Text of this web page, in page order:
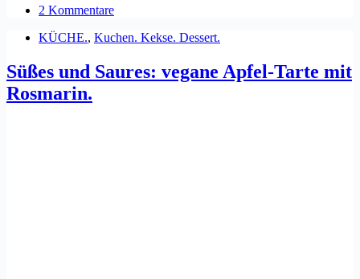
2 Kommentare
KÜCHE., Kuchen. Kekse. Dessert.
Süßes und Saures: vegane Apfel-Tarte mit
Rosmarin.